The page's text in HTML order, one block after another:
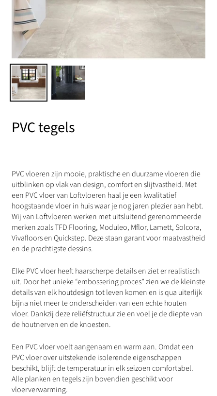
PVC tegels
PVC vloeren zijn mooie, praktische en duurzame vloeren die
uitblinken op vlak van design, comfort en slijtvastheid. Met
een PVC vloer van Loftvloeren haal je een kwalitatief
hoogstaande vloer in huis waar je nog jaren plezier aan hebt.
Wij van Loftvloeren werken met uitsluitend gerenommeerde
merken zoals TFD Flooring, Moduleo, Mflor, Lamett, Solcora,
Vivafloors en Quickstep. Deze staan garant voor maatvastheid
en de prachtigste dessins.
Elke PVC vloer heeft haarscherpe details en ziet er realistisch
uit. Door het unieke “embossering proces” zien we de kleinste
details van elk houtdesign tot leven komen en is qua uiterlijk
bijna niet meer te onderscheiden van een echte houten
vloer. Dankzij deze reliëfstructuur zie en voel je de diepte van
de houtnerven en de knoesten.
Een PVC vloer voelt aangenaam en warm aan. Omdat een
PVC vloer over uitstekende isolerende eigenschappen
beschikt, blijft de temperatuur in elk seizoen comfortabel.
Alle planken en tegels zijn bovendien geschikt voor
vloerverwarming.